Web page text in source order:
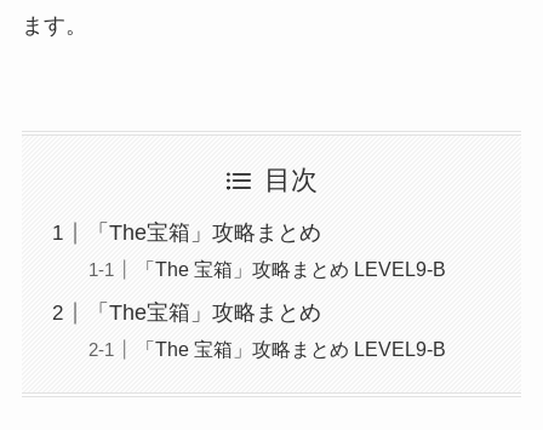
ます。
目次
「The宝箱」攻略まとめ
「The 宝箱」攻略まとめ LEVEL9-B
「The宝箱」攻略まとめ
「The 宝箱」攻略まとめ LEVEL9-B